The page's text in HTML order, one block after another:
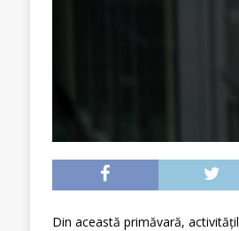
Din această primăvară,